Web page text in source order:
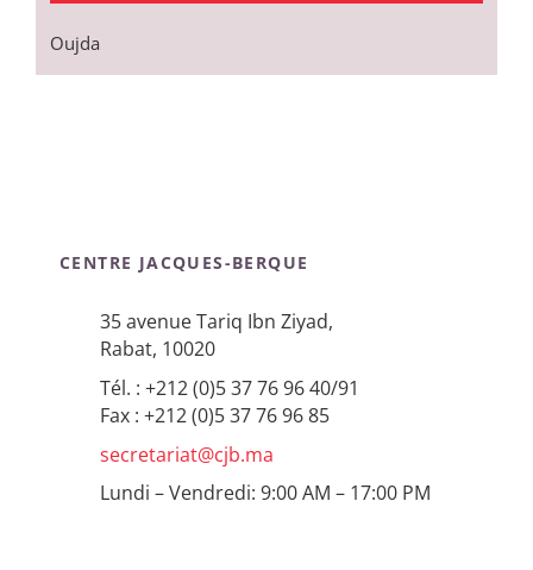
Oujda
CENTRE JACQUES-BERQUE
35 avenue Tariq Ibn Ziyad,
Rabat, 10020
Tél. : +212 (0)5 37 76 96 40/91
Fax : +212 (0)5 37 76 96 85
secretariat@cjb.ma
Lundi – Vendredi: 9:00 AM – 17:00 PM